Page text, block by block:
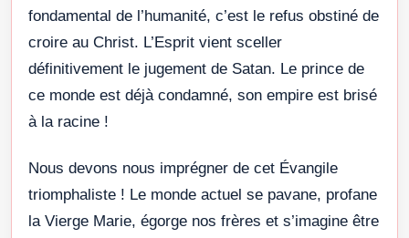
fondamental de l’humanité, c’est le refus obstiné de
croire au Christ. L’Esprit vient sceller
définitivement le jugement de Satan. Le prince de
ce monde est déjà condamné, son empire est brisé
à la racine !
Nous devons nous imprégner de cet Évangile
triomphaliste ! Le monde actuel se pavane, profane
la Vierge Marie, égorge nos frères et s’imagine être